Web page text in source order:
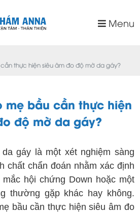
Menu
thực hiện siêu âm đo độ mờ da gáy?
mẹ bầu cần thực hiện
độ mờ da gáy?
gáy là một xét nghiệm sàng
chất chẩn đoán nhằm xác định
hội chứng Down hoặc một
thường gặp khác hay không.
bầu cần thực hiện siêu âm đo